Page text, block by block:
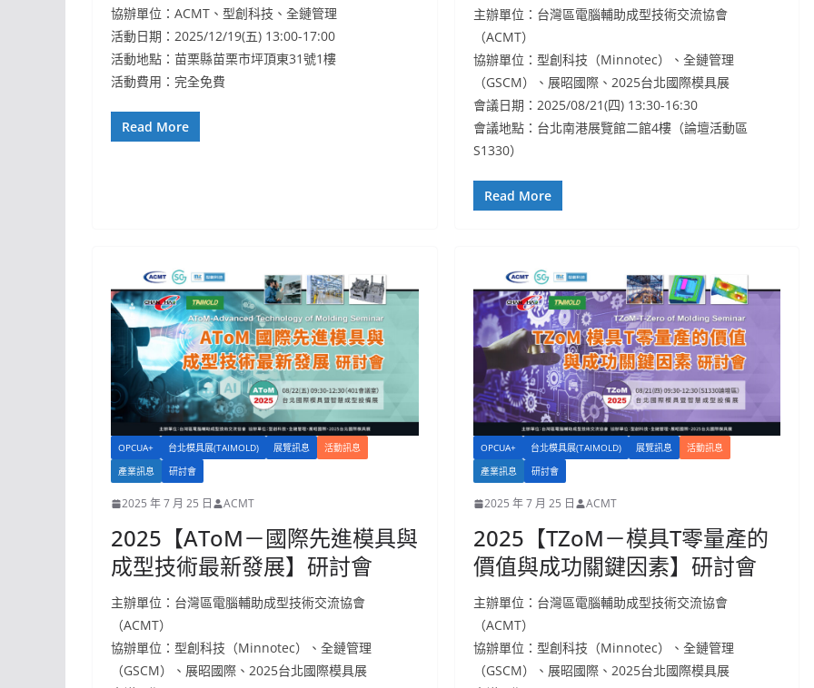
協辦單位：ACMT、型創科技、全鏈管理
活動日期：2025/12/19(五) 13:00-17:00
活動地點：苗栗縣苗栗市坪頂東31號1樓
活動費用：完全免費
Read More
主辦單位：台灣區電腦輔助成型技術交流協會
（ACMT）
協辦單位：型創科技（Minnotec）、全鏈管理
（GSCM）、展昭國際、2025台北國際模具展
會議日期：2025/08/21(四) 13:30-16:30
會議地點：台北南港展覽館二館4樓（論壇活動區
S1330）
Read More
OPCUA+ 台北模具展(TAIMOLD) 展覽訊息
活動訊息
產業訊息
研討會
2025 年 7 月 25 日 ACMT
2025【AToM－國際先進模具與
成型技術最新發展】研討會
主辦單位：台灣區電腦輔助成型技術交流協會
（ACMT）
協辦單位：型創科技（Minnotec）、全鏈管理
（GSCM）、展昭國際、2025台北國際模具展
OPCUA+ 台北模具展(TAIMOLD) 展覽訊息
活動訊息
產業訊息
研討會
2025 年 7 月 25 日 ACMT
2025【TZoM－模具T零量產的
價值與成功關鍵因素】研討會
主辦單位：台灣區電腦輔助成型技術交流協會
（ACMT）
協辦單位：型創科技（Minnotec）、全鏈管理
（GSCM）、展昭國際、2025台北國際模具展